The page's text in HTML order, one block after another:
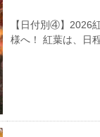
【日付別④】2026
様へ！ 紅葉は、日